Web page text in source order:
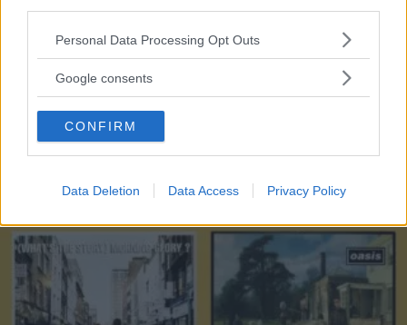
Please note that this website/app uses one or more Google
not limited to your visit or usage behaviour. You may click to
use your data for below specified purposes in below Google
consent section.
Personal Data Processing Opt Outs
Google consents
CONFIRM
Data Deletion Data Access Privacy Policy
secondo criteri simili: c'è sempre un momento ben preciso
in cui un'innovazione smette di essere soltanto una
tendenza e diventa un pilastro della società.